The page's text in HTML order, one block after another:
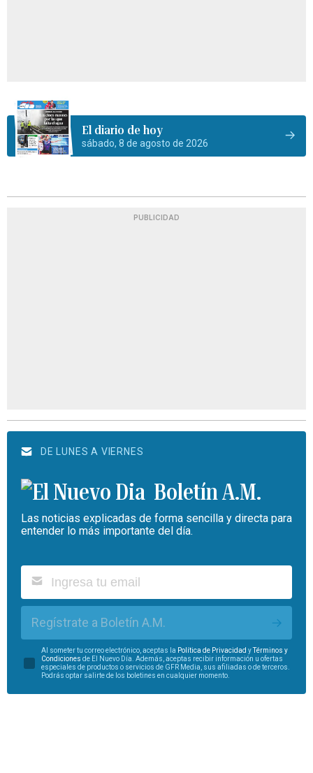
El diario de hoy
sábado, 8 de agosto de 2026
PUBLICIDAD
DE LUNES A VIERNES
Boletín A.M.
Las noticias explicadas de forma sencilla y directa para
entender lo más importante del día.
Regístrate a Boletín A.M.
Al someter tu correo electrónico, aceptas la Política de Privacidad y
Términos y
Condiciones de El Nuevo Día. Además, aceptas recibir información u ofertas
especiales de productos o servicios de GFR Media, sus afiliadas o de terceros.
Podrás optar salirte de los boletines en cualquier momento.